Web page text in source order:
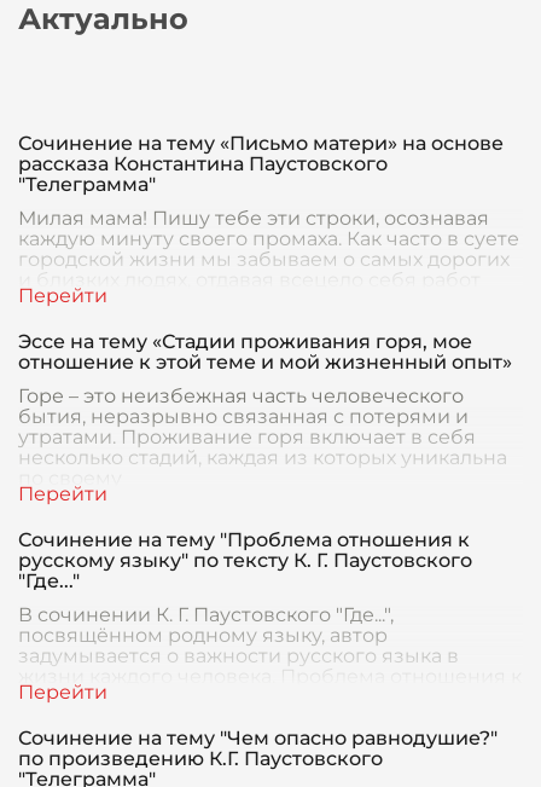
Актуально
Сочинение на тему «Письмо матери» на основе
рассказа Константина Паустовского
"Телеграмма"
Милая мама! Пишу тебе эти строки, осознавая
каждую минуту своего промаха. Как часто в суете
городской жизни мы забываем о самых дорогих
и близких людях, отдавая всецело себя работ
Эссе на тему «Стадии проживания горя, мое
отношение к этой теме и мой жизненный опыт»
Горе – это неизбежная часть человеческого
бытия, неразрывно связанная с потерями и
утратами. Проживание горя включает в себя
несколько стадий, каждая из которых уникальна
Сочинение на тему "Проблема отношения к
русскому языку" по тексту К. Г. Паустовского
"Где..."
В сочинении К. Г. Паустовского "Где...",
посвящённом родному языку, автор
задумывается о важности русского языка в
жизни каждого человека. Проблема отношения к
русскому языку раскр
Сочинение на тему "Чем опасно равнодушие?"
по произведению К.Г. Паустовского
"Телеграмма"